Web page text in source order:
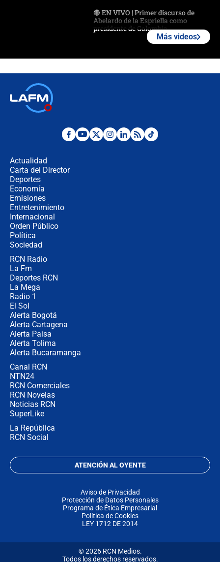
🔴 EN VIVO | Primer discurso de
Abelardo de la Espriella como
presidente de Colombia
Desde dermatitis hasta infecciones:
Más videos
Actualidad
Carta del Director
Deportes
Economía
Emisiones
Entretenimiento
Internacional
Orden Público
Política
Sociedad
RCN Radio
La Fm
Deportes RCN
La Mega
Radio 1
El Sol
Alerta Bogotá
Alerta Cartagena
Alerta Paisa
Alerta Tolima
Alerta Bucaramanga
Canal RCN
NTN24
RCN Comerciales
RCN Novelas
Noticias RCN
SuperLike
La República
RCN Social
ATENCIÓN AL OYENTE
Aviso de Privacidad
Protección de Datos Personales
Programa de Ética Empresarial
Política de Cookies
LEY 1712 DE 2014
© 2026 RCN Medios.
Todos los derechos reservados.